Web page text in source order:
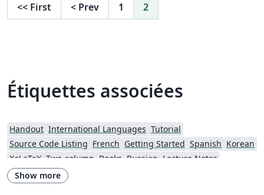
<< First < Prev 1 2
Étiquettes associées
Handout International Languages Tutorial
Source Code Listing French Getting Started Spanish Korean
XeLaTeX Two-column Books Russian Lecture Notes
Cheat sheet
Flash Cards
Show more